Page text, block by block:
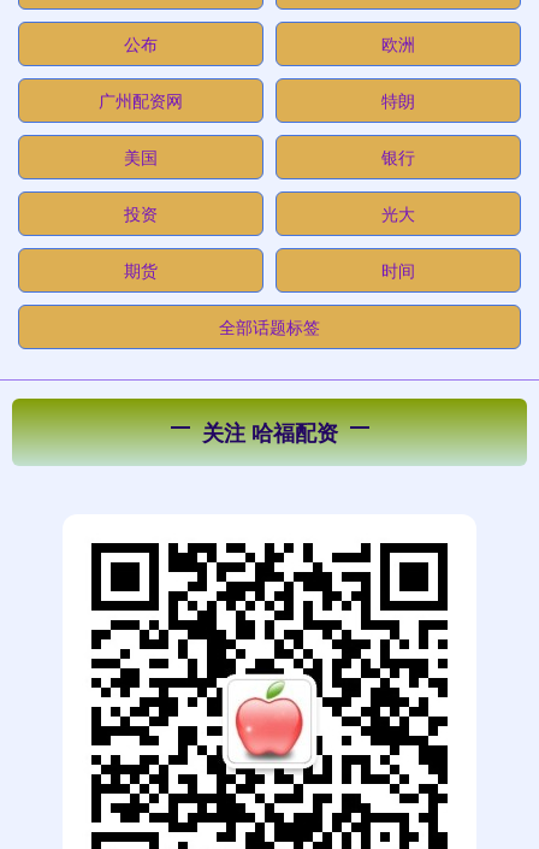
公布 欧洲
广州配资网 特朗
美国 银行
投资 光大
期货 时间
全部话题标签
关注 哈福配资